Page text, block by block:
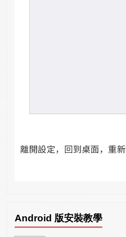
Android 版安裝教學